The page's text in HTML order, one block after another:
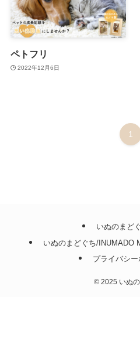
ペトフリ
2022年12月6日
1
いぬのまど
いぬのまどぐち/INUMADO
プライバシ
©2025 いぬ